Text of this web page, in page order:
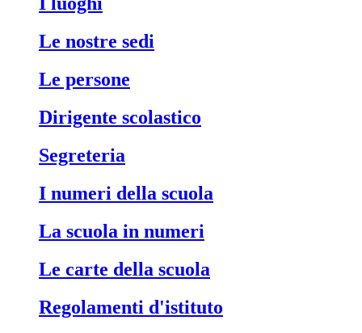
le nostre sedi
le persone
dirigente scolastico
segreteria
i numeri della scuola
la scuola in numeri
le carte della scuola
regolamenti d'istituto